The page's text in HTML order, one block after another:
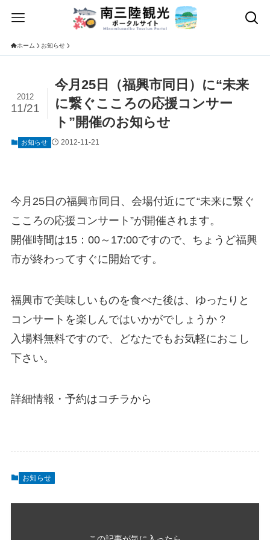
ホーム お知らせ
今月25日（福興市同日）に“未来
に繋ぐこころの応援コンサー
ト”開催のお知らせ
2012
11/21
お知らせ 2012-11-21
今月25日の福興市同日、会場付近にて“未来に繋ぐ
こころの応援コンサート”が開催されます。
開催時間は15：00～17:00ですので、ちょうど福興
市が終わってすぐに開始です。
福興市で美味しいものを食べた後は、ゆったりと
コンサートを楽しんではいかがでしょうか？
入場料無料ですので、どなたでもお気軽におこし
下さい。
詳細情報・予約はコチラから
お知らせ